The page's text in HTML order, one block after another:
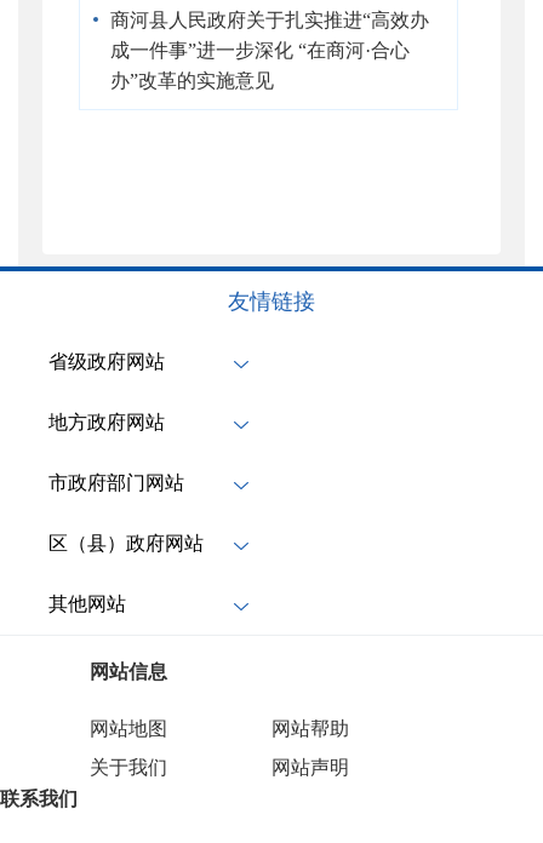
商河县人民政府关于扎实推进“高效办
成一件事”进一步深化 “在商河·合心
办”改革的实施意见
友情链接
省级政府网站
地方政府网站
市政府部门网站
区（县）政府网站
其他网站
网站信息
网站地图
网站帮助
关于我们
网站声明
联系我们